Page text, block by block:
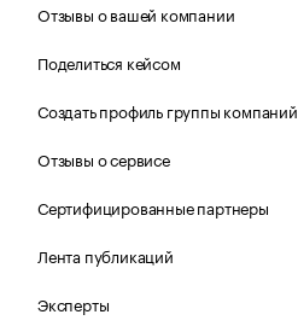
Отзывы о вашей компании
Поделиться кейсом
Создать профиль группы компаний
Отзывы о сервисе
Сертифицированные партнеры
Лента публикаций
Эксперты